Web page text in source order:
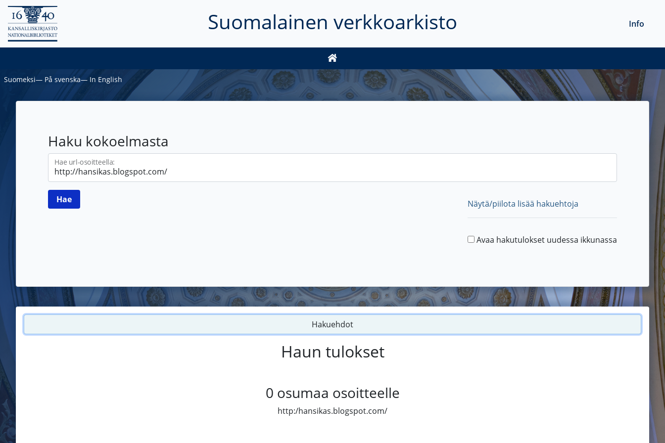
Suomalainen verkkoarkisto Info
Suomeksi― På svenska― In English
Haku kokoelmasta
Hae url-osoitteella:
Näytä/piilota lisää hakuehtoja
Avaa hakutulokset uudessa ikkunassa
Hakuehdot
Haun tulokset
0 osumaa osoitteelle
http:/hansikas.blogspot.com/